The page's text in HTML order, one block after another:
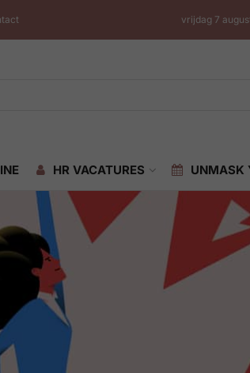
vrijdag 7
HR VACATURES UNMASK